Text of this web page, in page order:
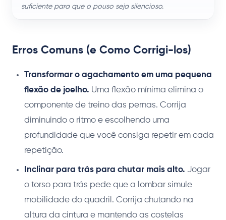
suficiente para que o pouso seja silencioso.
Erros Comuns (e Como Corrigi-los)
Transformar o agachamento em uma pequena
flexão de joelho. Uma flexão mínima elimina o
componente de treino das pernas. Corrija
diminuindo o ritmo e escolhendo uma
profundidade que você consiga repetir em cada
repetição.
Inclinar para trás para chutar mais alto. Jogar
o torso para trás pede que a lombar simule
mobilidade do quadril. Corrija chutando na
altura da cintura e mantendo as costelas